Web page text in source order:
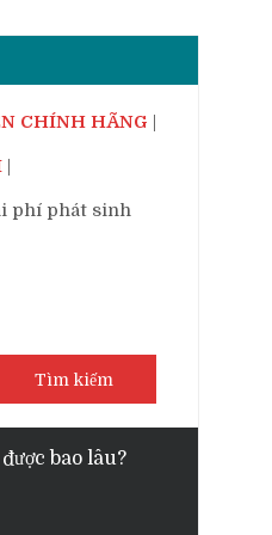
CHÍNH HÃNG |
|
phí phát sinh
Tìm kiếm
bao lâu?